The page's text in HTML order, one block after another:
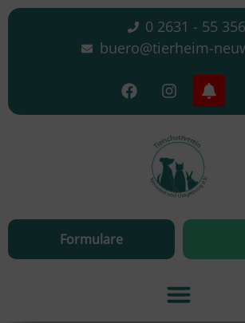
0 2631 - 55 356
buero@tierheim-
Formulare